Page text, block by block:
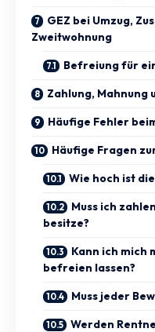
GEZ bei Umzug,
Zweitwohnung
Befreiung für
Zahlung, Mahnung
Häufige Fehler
Häufige Fragen
Wie hoch ist
Muss ich
besitze?
Kann ich mich
befreien lassen?
Muss jeder
Werden